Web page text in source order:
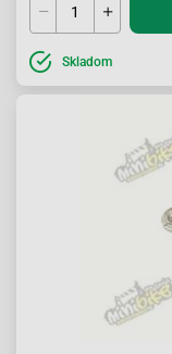
Skladom